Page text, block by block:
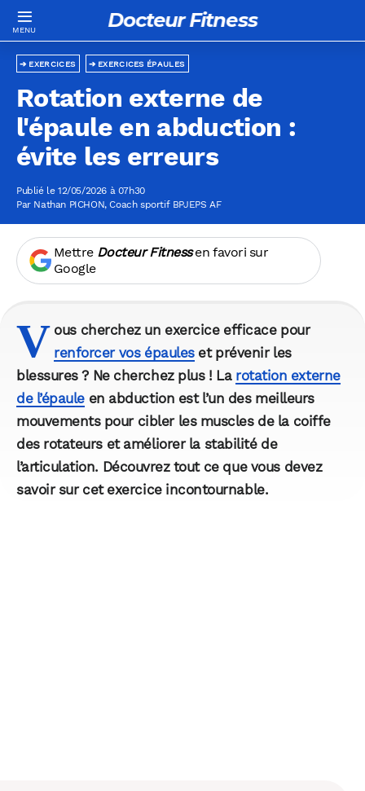
Docteur Fitness
EXERCICES ÉPAULES
EXERCICES
Rotation externe de
l'épaule en abduction :
évite les erreurs
Publié le 12/05/2026 à 07h30
Par Nathan PICHON, Coach sportif BPJEPS AF
Mettre Docteur Fitnessen favori sur
Google
V ous cherchez un exercice efficace pour
renforcer vos épauleset prévenir les
blessures ? Ne cherchez plus ! La rotation externe
de l’épauleen abduction est l’un des meilleurs
mouvements pour cibler les muscles de la coiffe
des rotateurs et améliorer la stabilité de
l’articulation. Découvrez tout ce que vous devez
savoir sur cet exercice incontournable.